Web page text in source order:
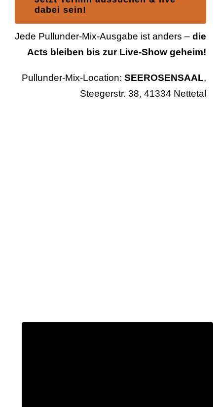
dabei sein!
Jede Pullunder-Mix-Ausgabe ist anders – die
Acts bleiben bis zur Live-Show geheim!
Pullunder-Mix-Location: SEEROSENSAAL,
Steegerstr. 38, 41334 Nettetal